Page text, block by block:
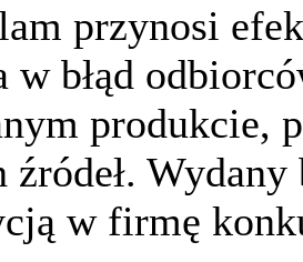
przynosi
w błąd
produkcie,
źródeł.
w firmę